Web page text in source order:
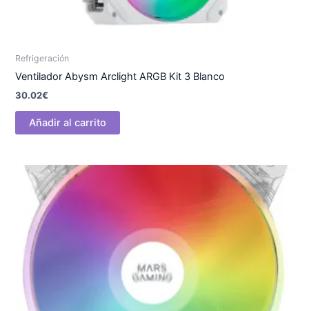
Refrigeración
Ventilador Abysm Arclight ARGB Kit 3 Blanco
30.02€
Añadir al carrito